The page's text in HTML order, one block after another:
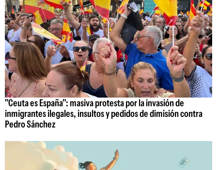
"Ceuta es España": masiva protesta por la invasión de
inmigrantes ilegales, insultos y pedidos de dimisión contra
Pedro Sánchez